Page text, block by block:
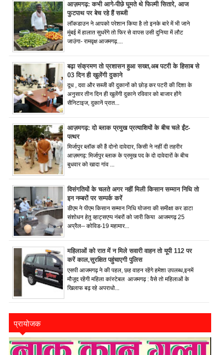
आज़मगढ़: कभी आगे-पीछे घूमते थे फिल्मी सितारे, आज
फुटपाथ पर बेच रहे हैं सब्जी
लॉकडाउन ने आपको परेशान किया है तो इनके बारे में भी जाने
मुंबई में हालात सुधरेंगे तो फिर से वापस उसी दुनिया में लौट
जाउंगा- रामवृक्ष आजमगढ़....
बढ़ा संक्रमण तो प्रशासन हुआ सख्त,अब पटरी के हिसाब से
03 दिन ही खुलेंगी दुकाने
दूध , दवा और सब्जी की दुकानों को छोड़ कर पटरी की दिशा के
अनुसार तीन दिन ही खुलेंगी दुकाने रविवार को बाजार होंगे
सैनिटाइज, दुकानें प्रात...
आज़मगढ़: दो ब्लाक प्रमुख प्रत्याशियों के बीच चले ईंट-
पत्थर
मिर्जापुर ब्लॉक की हैं दोनो दावेदार, किसी ने नहीं दी तहरीर
आज़मगढ़: मिर्जापुर ब्लाक के प्रमुख पद के दो दावेदारों के बीच
बुधवार को खादा गांव ...
विसंगतियों के चलते अगर नहीं मिली किसान सम्मान निधि तो
इन नम्बरों पर सम्पर्क करें
डीएम ने पीएम किसान सम्मान निधि योजना की समीक्षा कर डाटा
संशोधन हेतु व्हाट्सएप्प नंबरों को जारी किया आजमगढ़ 25
अप्रैल-- कोविड-19 महामार...
महिलाओं को रात में न मिले सवारी वाहन तो यूपी 112 पर
करें काल,सुरक्षित पहुंचाएगी पुलिस
एसपी आजमगढ़ ने की पहल, छह वाहन रहेंगे हमेशा उपलब्ध,इनमें
मौजूद रहेंगी महिला कांस्टेबल आजमगढ़ : वैसे तो महिलाओं के
खिलाफ बढ़ रहे अपराधो...
प्रायोजक